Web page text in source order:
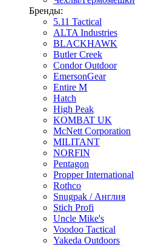
Бренды:
5.11 Tactical
ALTA Industries
BLACKHAWK
Butler Creek
Condor Outdoor
EmersonGear
Entire M
Hatch
High Peak
KOMBAT UK
McNett Corporation
MILITANT
NORFIN
Pentagon
Propper International
Rothco
Snugpak / Англия
Stich Profi
Uncle Mike's
Voodoo Tactical
Yakeda Outdoors